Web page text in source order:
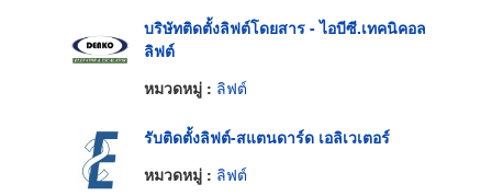
บริษัทติดตั้งลิฟต์โดยสาร - ไอบีซี.เทคนิคอล
ลิฟต์
หมวดหมู่ : ลิฟต์
รับติดตั้งลิฟต์-สแตนดาร์ด เอลิเวเตอร์
หมวดหมู่ : ลิฟต์